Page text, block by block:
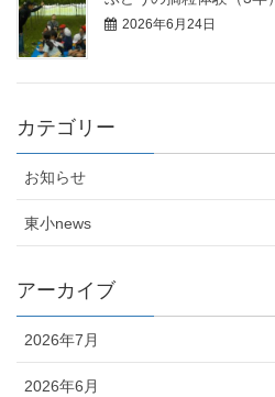
2026年6月24日
カテゴリー
お知らせ
東小news
アーカイブ
2026年7月
2026年6月